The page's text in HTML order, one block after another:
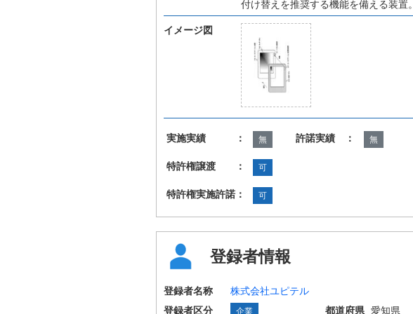
付け替えを推奨する機能を備える装置。
イメージ図
実施実績 ： 無 許諾実績 ： 無
特許権譲渡 ： 可
特許権実施許諾： 可
登録者情報
登録者名称
株式会社ユピテル
登録者区分
企業 都道府県 愛知県